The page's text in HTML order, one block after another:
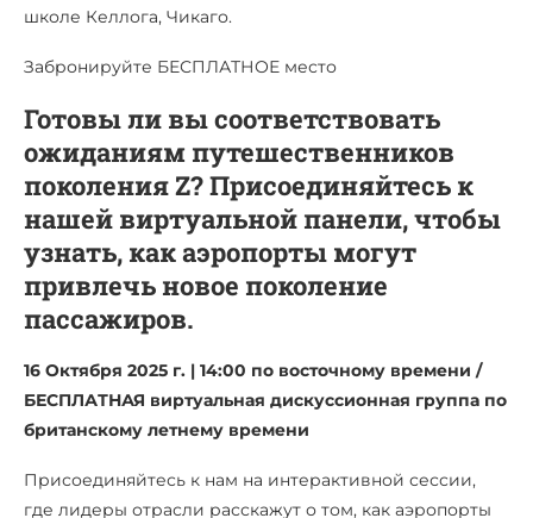
школе Келлога, Чикаго.
Забронируйте БЕСПЛАТНОЕ место
Готовы ли вы соответствовать
ожиданиям путешественников
поколения Z? Присоединяйтесь к
нашей виртуальной панели, чтобы
узнать, как аэропорты могут
привлечь новое поколение
пассажиров.
16 Октября 2025 г. | 14:00 по восточному времени /
БЕСПЛАТНАЯ виртуальная дискуссионная группа по
британскому летнему времени
Присоединяйтесь к нам на интерактивной сессии,
где лидеры отрасли расскажут о том, как аэропорты